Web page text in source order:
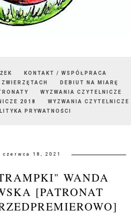
KONTAKT / WSPÓŁPRACA
DEBIUT NA MIARĘ
WYZWANIA CZYTELNICZE
2018
WYZWANIA CZYTELNICZE
PRYWATNOŚCI
18, 2021
WANDA
[PATRONAT